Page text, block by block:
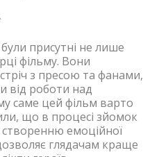
присутні не лише
фільму. Вони
з пресою та фанами,
від роботи над
саме цей фільм варто
що в процесі зйомок
створенню емоційної
глядачам краще